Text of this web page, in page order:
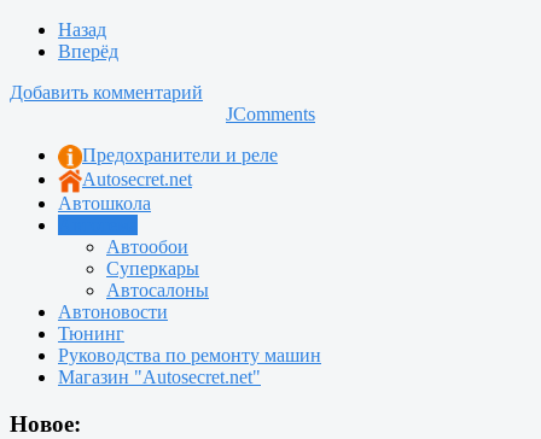
Назад
Вперёд
Добавить комментарий
JComments
Предохранители и реле
Autosecret.net
Автошкола
Автообои
Суперкары
Автосалоны
Автоновости
Тюнинг
Руководства по ремонту машин
Магазин "Autosecret.net"
Новое: